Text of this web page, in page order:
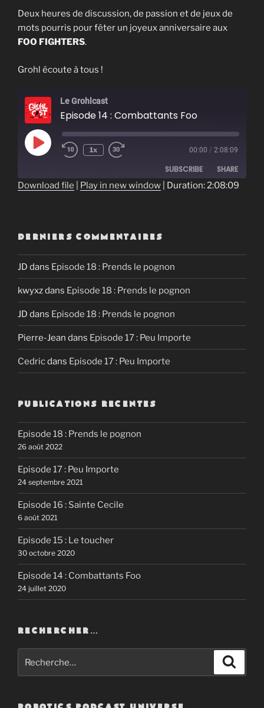
Deux heures de discussion, de passion et de jeux de
mots pourris pour fêter un joyeux anniversaire aux
FOO FIGHTERS.
Grohl écoute à tous !
Le Grohlcast
Episode 14 : Combattants Foo
Play
Episode
1x 00:00 / 2:08:09
SUBSCRIBE SHARE
Download file Play in new window Duration: 2:08:09
DERNIERS COMMENTAIRES
JD dans Episode 18 : Prends le pognon
kwyxzdans Episode 18 : Prends le pognon
JD dans Episode 18 : Prends le pognon
Pierre-Jean dans Episode 17 : Peu Importe
Cedricdans Episode 17 : Peu Importe
PUBLICATIONS RECENTES
Episode 18 : Prends le pognon
26 août 2022
Episode 17 : Peu Importe
24 septembre 2021
Episode 16 : Sainte Cecile
6 août 2021
Episode 15 : Le toucher
30 octobre 2020
Episode 14 : Combattants Foo
24 juillet 2020
RECHERCHER…
pour